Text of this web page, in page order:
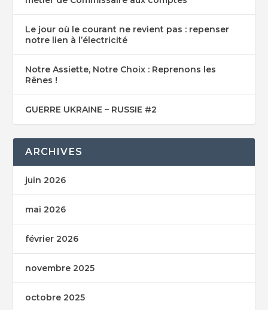
Le jour où le courant ne revient pas : repenser
notre lien à l’électricité
Notre Assiette, Notre Choix : Reprenons les
Rênes !
GUERRE UKRAINE – RUSSIE #2
ARCHIVES
juin 2026
mai 2026
février 2026
novembre 2025
octobre 2025